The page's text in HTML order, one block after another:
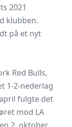
2021
klubben.
på et nyt
Red Bulls,
1-2-nederlag
fulgte det
mod LA